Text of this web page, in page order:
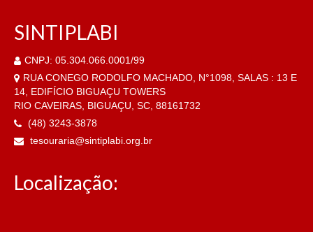
SINTIPLABI
CNPJ: 05.304.066.0001/99
RUA CONEGO RODOLFO MACHADO, N°1098, SALAS : 13 E
14, EDIFÍCIO BIGUAÇU TOWERS
RIO CAVEIRAS, BIGUAÇU, SC, 88161732
(48) 3243-3878
tesouraria@sintiplabi.org.br
Localização: